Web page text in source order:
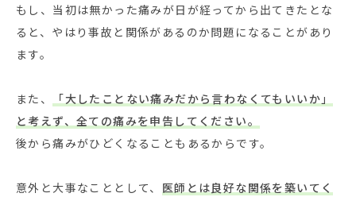
もし、当初は無かった痛みが日が経ってから出てきたとな
ると、やはり事故と関係があるのか問題になることがあり
ます。
また、
「大したことない痛みだから言わなくてもいいか」
と考えず、全ての痛みを申告してください。
後から痛みがひどくなることもあるからです。
意外と大事なこととして、 医師とは良好な関係を築いてく